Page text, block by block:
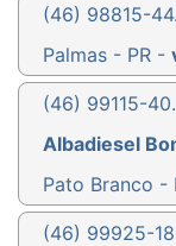
(46) 98815-
Palmas - PR -
(46) 99115-
Albadiesel
Pato Branco -
(46) 99925-